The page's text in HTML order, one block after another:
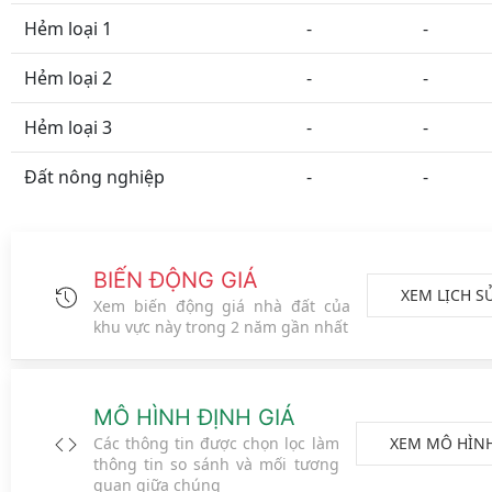
Hẻm loại 1 - -
Hẻm loại 2 - -
Hẻm loại 3 - -
Đất nông nghiệp - -
BIẾN ĐỘNG GIÁ
Xem biến động giá nhà đất của
khu vực này trong 2 năm gần nhất
XEM LỊCH
MÔ HÌNH ĐỊNH GIÁ
Các thông tin được chọn lọc làm
thông tin so sánh và mối tương
quan giữa chúng
XEM MÔ